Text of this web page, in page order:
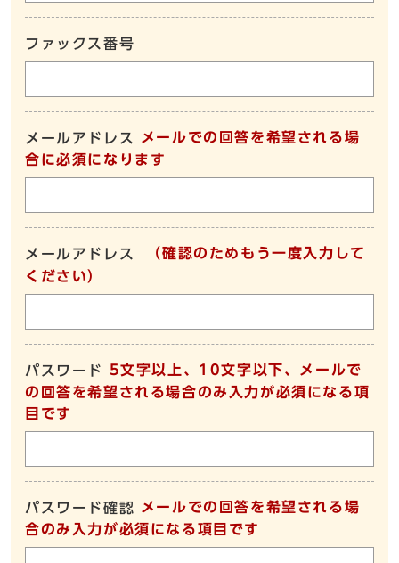
ファックス番号
メールアドレス
メールでの回答を希望される場
合に必須になります
メールアドレス
（確認のためもう一度入力して
ください）
パスワード
5文字以上、10文字以下、メールで
の回答を希望される場合のみ入力が必須になる項
目です
パスワード確認
メールでの回答を希望される場
合のみ入力が必須になる項目です